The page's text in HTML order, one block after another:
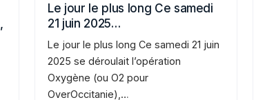
Le jour le plus long Ce samedi
21 juin 2025…
Le jour le plus long Ce samedi 21 juin
2025 se déroulait l’opération
Oxygène (ou O2 pour
OverOccitanie),…